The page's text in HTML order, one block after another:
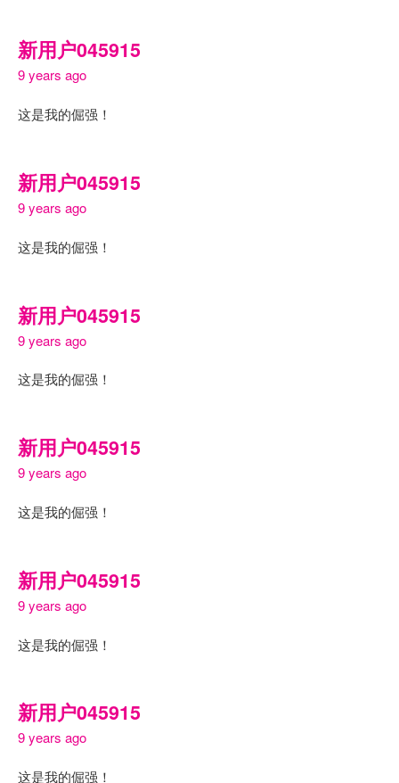
新用户045915
9 years ago
这是我的倔强！
新用户045915
9 years ago
这是我的倔强！
新用户045915
9 years ago
这是我的倔强！
新用户045915
9 years ago
这是我的倔强！
新用户045915
9 years ago
这是我的倔强！
新用户045915
9 years ago
这是我的倔强！